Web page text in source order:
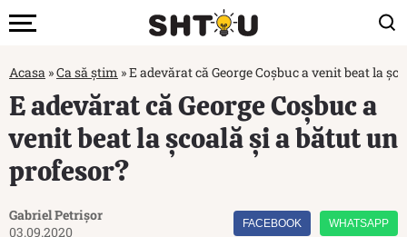
Acasa »Ca să știm »E adevărat că George Coșbuc a venit beat la
E adevărat că George Coșbuc a
venit beat la școală și a bătut un
profesor?
Gabriel Petrișor
03.09.2020
FACEBOOK WHATSAPP